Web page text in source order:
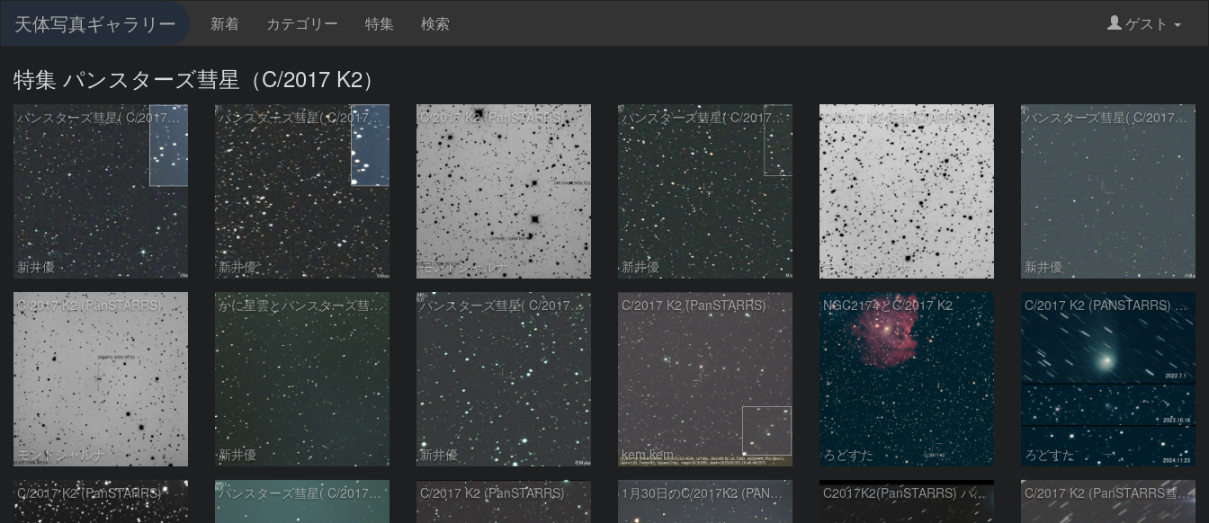
天体写真ギャラリー 新着 カテゴリー 特集 検索 ゲスト
特集 パンスターズ彗星（C/2017 K2）
パンスターズ彗星( C/2017K2 )：2026/01/27
新井優
パンスターズ彗星( C/2017K2 )：2025/12/30
新井優
C/2017 K2 (PanSTARRS)
モンドシャルナ
パンスターズ彗星( C/2017K2 )：2025/10/14
新井優
C/2017 K2 (PanSTARRS)
モンドシャルナ
パンスターズ彗星( C/2017K2 )：2025/08/24
新井優
C/2017 K2 (PanSTARRS)
モンドシャルナ
かに星雲とパンスターズ彗星の接近：2025/01/23
新井優
パンスターズ彗星( C/2017K2 )：2025/01/07
新井優
C/2017 K2 (PanSTARRS)
kem.kem
NGC2174とC/2017 K2
ろどすた
C/2017 K2 (PANSTARRS) の変化
ろどすた
C/2017 K2 (PanSTARRS) パンスターズ彗星( C/2017K2 )：2024/02/18 C/2017 K2 (PanSTARRS) 1月30日のC/2017K2 (PANSTARRS) C2017K2(PanSTARRS) パンスターズ彗星 C/2017 K2 (PanSTARRS彗星)